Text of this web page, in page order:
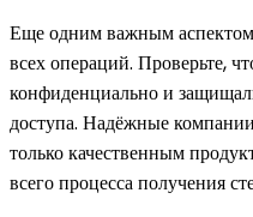
Еще одним важным аспектом
всех операций. Проверьте,
конфиденциально и
доступа. Надёжные
только качественным
всего процесса получения